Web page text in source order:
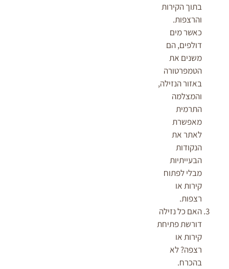
בתוך הקירות
והרצפות.
כאשר מים
דולפים, הם
משנים את
הטמפרטורה
באזור הנזילה,
והמצלמה
התרמית
מאפשרת
לאתר את
הנקודות
הבעייתיות
מבלי לפתוח
קירות או
רצפות.
האם כל נזילה
דורשת פתיחת
קירות או
רצפה? לא
בהכרח.